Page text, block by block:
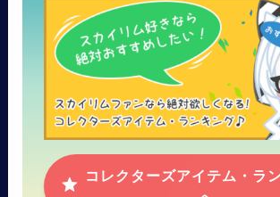
コレクターズアイテム・ラ